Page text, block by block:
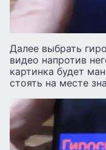
Далее выбрать
видео напротив
картинка будет
стоять на месте